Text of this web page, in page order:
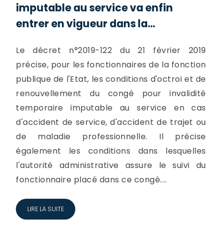
imputable au service va enfin
entrer en vigueur dans la...
Le décret n°2019-122 du 21 février 2019
précise, pour les fonctionnaires de la fonction
publique de l'Etat, les conditions d'octroi et de
renouvellement du congé pour invalidité
temporaire imputable au service en cas
d'accident de service, d'accident de trajet ou
de maladie professionnelle. Il précise
également les conditions dans lesquelles
l'autorité administrative assure le suivi du
fonctionnaire placé dans ce congé....
LIRE LA SUITE